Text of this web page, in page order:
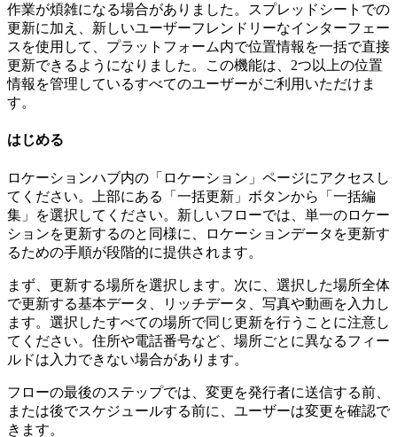
作業が煩雑になる場合がありました。スプレッドシートでの
更新に加え、新しいユーザーフレンドリーなインターフェー
スを使用して、プラットフォーム内で位置情報を一括で直接
更新できるようになりました。この機能は、2つ以上の位置
情報を管理しているすべてのユーザーがご利用いただけま
す。
はじめる
ロケーションハブ内の「ロケーション」ページにアクセスし
てください。上部にある「一括更新」ボタンから「一括編
集」を選択してください。新しいフローでは、単一のロケー
ションを更新するのと同様に、ロケーションデータを更新す
るための手順が段階的に提供されます。
まず、更新する場所を選択します。次に、選択した場所全体
で更新する基本データ、リッチデータ、写真や動画を入力し
ます。選択したすべての場所で同じ更新を行うことに注意し
てください。住所や電話番号など、場所ごとに異なるフィー
ルドは入力できない場合があります。
フローの最後のステップでは、変更を発行者に送信する前、
または後でスケジュールする前に、ユーザーは変更を確認で
きます。